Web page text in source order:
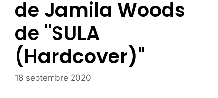
de Jamila Woods
de "SULA
(Hardcover)"
18 septembre 2020